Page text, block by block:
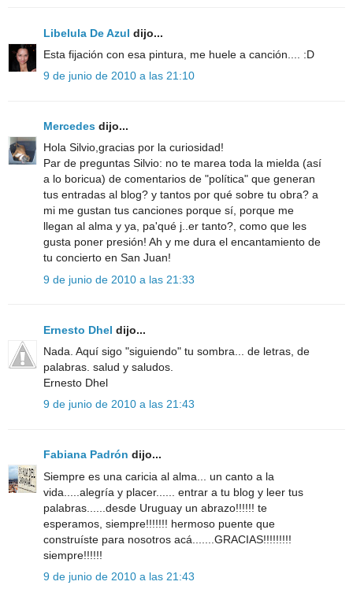
Libelula De Azul dijo...
Esta fijación con esa pintura, me huele a canción.... :D
9 de junio de 2010 a las 21:10
Mercedes dijo...
Hola Silvio,gracias por la curiosidad!
Par de preguntas Silvio: no te marea toda la mielda (así
a lo boricua) de comentarios de "política" que generan
tus entradas al blog? y tantos por qué sobre tu obra? a
mi me gustan tus canciones porque sí, porque me
llegan al alma y ya, pa'qué j..er tanto?, como que les
gusta poner presión! Ah y me dura el encantamiento de
tu concierto en San Juan!
9 de junio de 2010 a las 21:33
Ernesto Dhel dijo...
Nada. Aquí sigo "siguiendo" tu sombra... de letras, de
palabras. salud y saludos.
Ernesto Dhel
9 de junio de 2010 a las 21:43
Fabiana Padrón dijo...
Siempre es una caricia al alma... un canto a la
vida.....alegría y placer...... entrar a tu blog y leer tus
palabras......desde Uruguay un abrazo!!!!!! te
esperamos, siempre!!!!!!! hermoso puente que
construíste para nosotros acá.......GRACIAS!!!!!!!!!
siempre!!!!!!
9 de junio de 2010 a las 21:43